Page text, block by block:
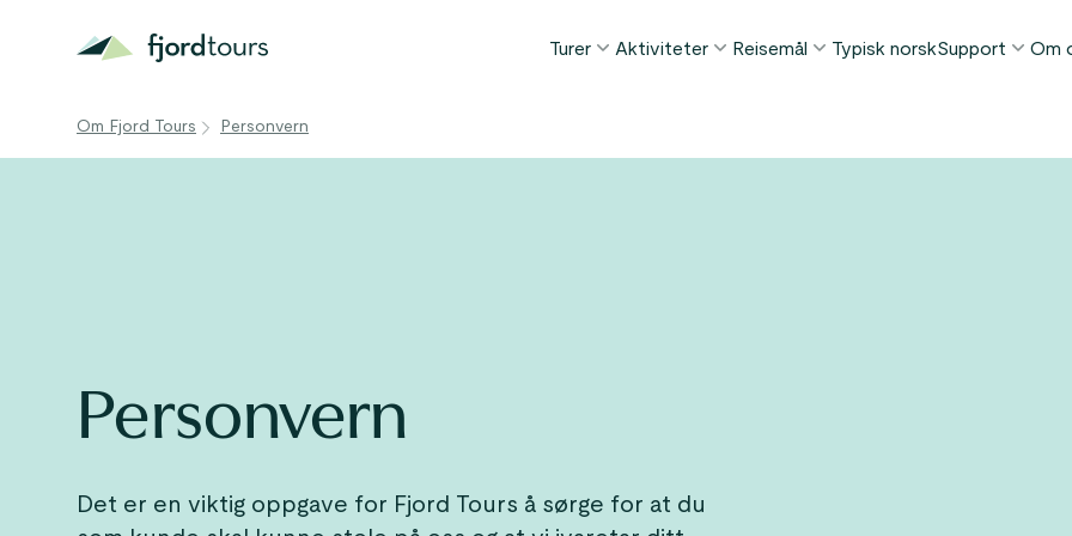
Turer
Norge i et Nøtteskall™
Aktiviteter
Borgund stavkirke tur
Se alle aktiviteter
Reisemål
Bergen
Typisk norskSupport Om
Om Fjord Tours Personvern
Personvern
Det er en viktig oppgave for Fjord Tours å sørge for at du